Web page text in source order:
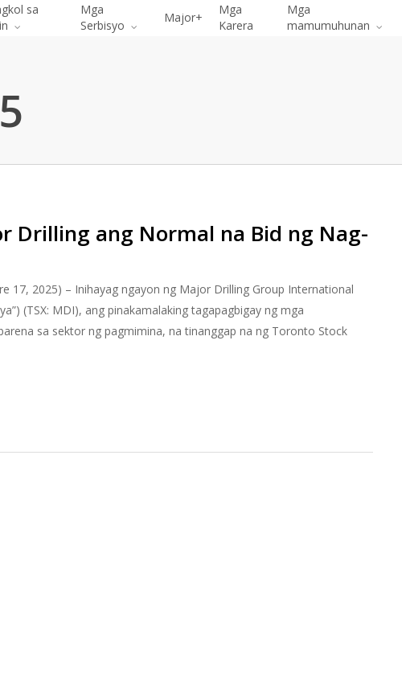
sa
Mga
Serbisyo
Major+
Mga
Karera
Mga
mamumuhunan
Drilling ang Normal na Bid ng Nag-
17, 2025) – Inihayag ngayon ng Major Drilling Group International
(TSX: MDI), ang pinakamalaking tagapagbigay ng mga
sa sektor ng pagmimina, na tinanggap na ng Toronto Stock